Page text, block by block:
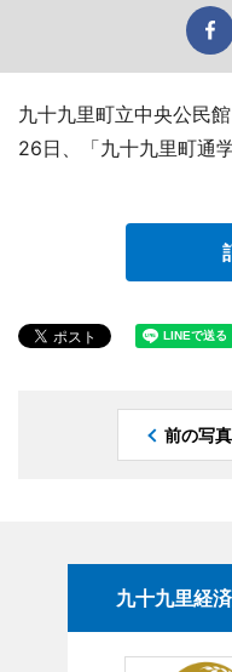
九十九里町立中央公民
26日、「九十九里町通
前の写真
九十九里経